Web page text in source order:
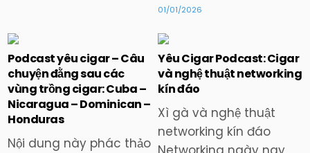
01/01/2026
Posted
in
Podcast yêu cigar – Câu
chuyện đằng sau các
vùng trồng cigar: Cuba –
Nicaragua – Dominican –
Honduras
Nội dung này phác thảo
Posted
in
Yêu Cigar Podcast: Cigar
và nghệ thuật networking
kín đáo
Xì gà và nghệ thuật
networking kín đáo